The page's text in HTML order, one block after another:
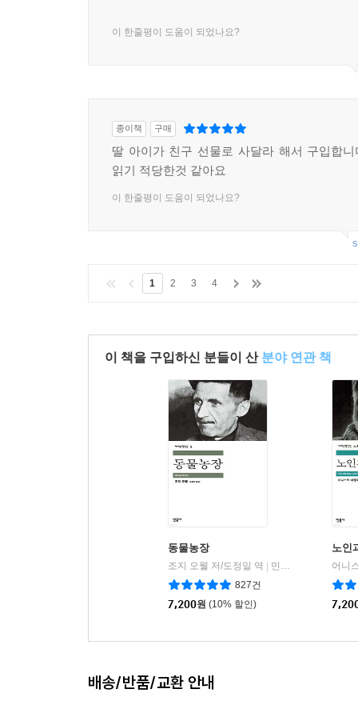
이 한줄평이 도움이 되었나요?
종이책 구매
딸 아이가 친구 선물로 사달라 해서 구입합
읽기 적당한것 같아요
이 한줄평이 도움이 되었나요?
1 2 3 4
이 책을 구입하신 분들이 산 분야 연관 책
동물농장
조지 오웰 저/도정일 역
민음사
827건
7,200원 (10% 할인)
노인
배송/반품/교환 안내